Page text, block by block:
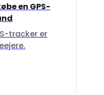
en GPS-
tracker er